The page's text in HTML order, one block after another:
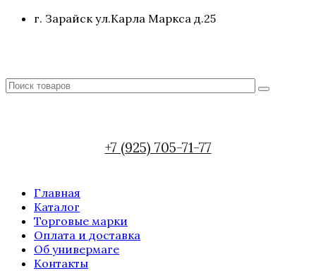
г. Зарайск ул.Карла Маркса д.25
+7 (925) 705-71-77
Главная
Каталог
Торговые марки
Оплата и доставка
Об универмаге
Контакты